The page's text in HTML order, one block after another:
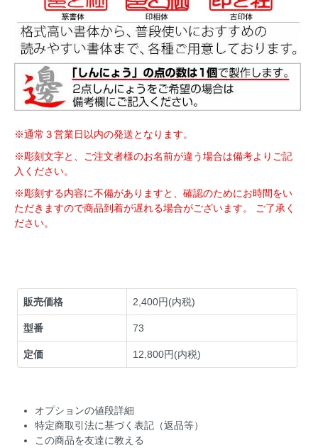
※通常３営業日以内の発送となります。
※彫刻文字と、ご注文者様のお名前が違う場合は備考よりご記
入ください。
※彫刻する内容に不備がありますと、確認のためにお時間をい
ただきますので商品到着が遅れる場合がございます。 ご了承く
ださい。
販売価格 2,400円(内税)
型番 73
定価 12,800円(内税)
オプションの値段詳細
特定商取引法に基づく表記（返品等）
この商品を友達に教える